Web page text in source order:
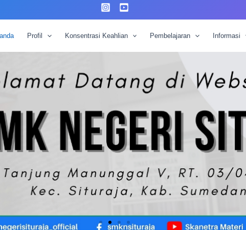
Profil Konsentrasi Keahlian Pembelajaran Informasi